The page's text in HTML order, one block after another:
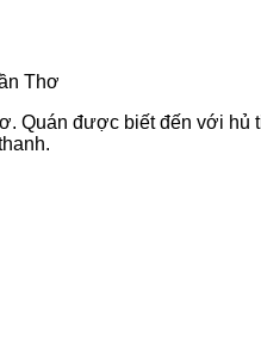
Thơ
Quán được biết đến với